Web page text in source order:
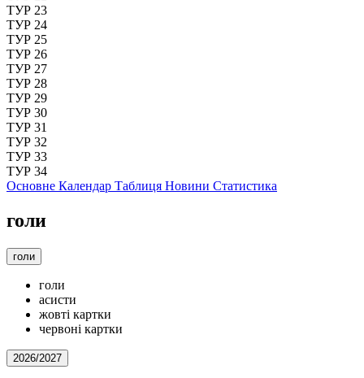
ТУР 23
ТУР 24
ТУР 25
ТУР 26
ТУР 27
ТУР 28
ТУР 29
ТУР 30
ТУР 31
ТУР 32
ТУР 33
ТУР 34
Основне Календар Таблиця Новини Статистика
голи
голи
голи
асисти
жовті картки
червоні картки
2026/2027